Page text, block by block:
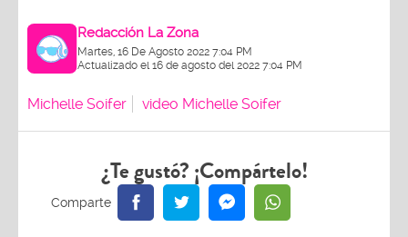
Redacción La Zona
Martes, 16 De Agosto 2022 7:04 PM
Actualizado el 16 de agosto del 2022 7:04 PM
Michelle Soifer video Michelle Soifer
¿Te gustó? ¡Compártelo!